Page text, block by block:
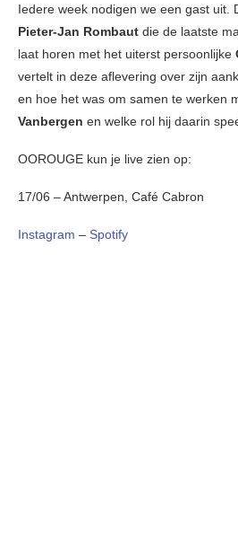
Iedere week nodigen we een gast uit.
Pieter-Jan Rombaut die de laatste
laat horen met het uiterst persoonlijke
vertelt in deze aflevering over zijn
en hoe het was om samen te werken
Vanbergen en welke rol hij daarin
OOROUGE kun je live zien op:
17/06 – Antwerpen, Café Cabron
Instagram – Spotify